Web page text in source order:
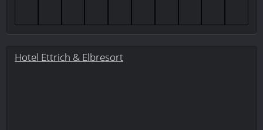
Hotel Ettrich & Elbresort